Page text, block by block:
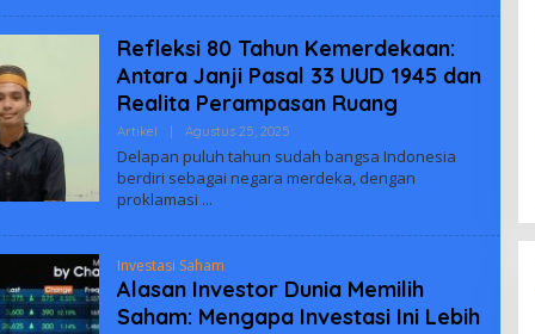
Refleksi 80 Tahun Kemerdekaan:
Antara Janji Pasal 33 UUD 1945 dan
Realita Perampasan Ruang
Artikel Agustus 25, 2025Oleh
Indonesia
Delapan puluh tahun sudah bangsa Indonesia
berdiri sebagai negara merdeka, dengan
proklamasi
Investasi Saham
Alasan Investor Dunia Memilih
Saham: Mengapa Investasi Ini Lebih
Enam Pejabat Baru Resmi Dilantik
di Kejati Kepri oleh J. Devy
Sudarso
Di Berita, Politik | November 3, 2025